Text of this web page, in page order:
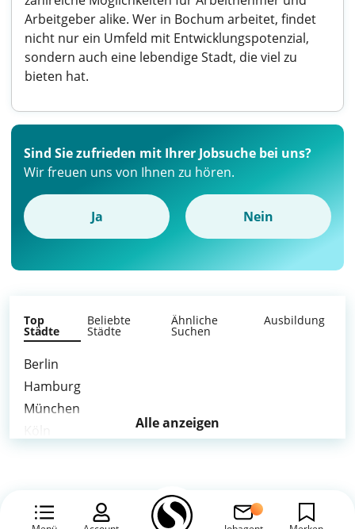
Arbeitgeber alike. Wer in Bochum arbeitet, findet
nicht nur ein Umfeld mit Entwicklungspotenzial,
sondern auch eine lebendige Stadt, die viel zu
bieten hat.
Sind Sie zufrieden mit Ihrer Jobsuche bei uns?
Wir freuen uns von Ihnen zu hören.
Ja Nein
Top
Städte
Beliebte
Städte
Ähnliche
Suchen
Ausbildung
Berlin
Hamburg
München
Leipzig
Alle anzeigen